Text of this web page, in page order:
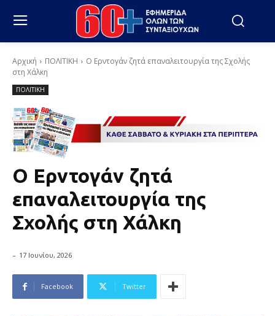
Αρχική ΠΟΛΙΤΙΚΗ
Ο Ερντογάν ζητά επαναλειτουργία της Σχολής
στη Χάλκη
ΠΟΛΙΤΙΚΗ
Ο Ερντογάν ζητά
επαναλειτουργία της
Σχολής στη Χάλκη
- 17 Ιουνίου, 2026
Facebook Twitter